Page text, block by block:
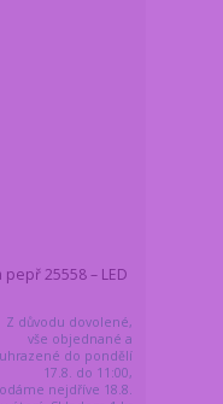
25558 – LED
Z důvodu dovolené,
vše objednané a
uhrazené do pondělí
17.8. do 11:00,
nejdříve 18.8.